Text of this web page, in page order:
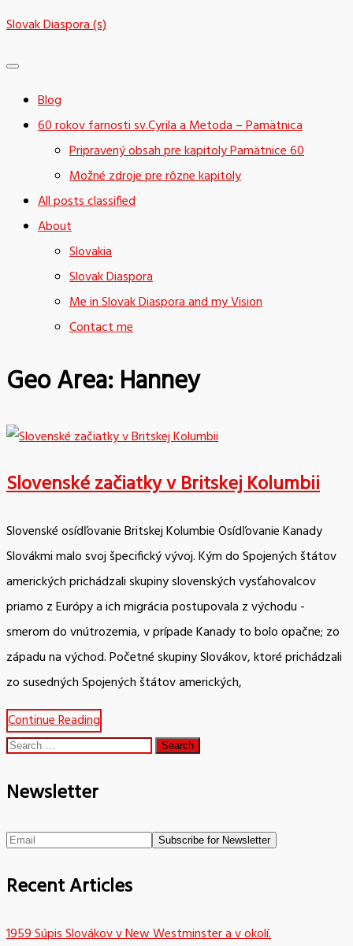
Skip
content
Slovak Diaspora (s)
Blog
60 rokov farnosti sv.Cyrila a Metoda – Pamätnica
Pripravený obsah pre kapitoly Pamätnice 60
Možné zdroje pre rôzne kapitoly
All posts classified
About
Slovakia
Slovak Diaspora
Me in Slovak Diaspora and my Vision
Contact me
Geo Area:Hanney
Slovenské začiatky v Britskej Kolumbii
Slovenské osídľovanie Britskej Kolumbie Osídľovanie Kanady
Slovákmi malo svoj špecifický vývoj. Kým do Spojených štátov
amerických prichádzali skupiny slovenských vysťahovalcov
priamo z Európy a ich migrácia postupovala z východu -
smerom do vnútrozemia, v prípade Kanady to bolo opačne; zo
západu na východ. Početné skupiny Slovákov, ktoré prichádzali
zo susedných Spojených štátov amerických,
Continue Reading
Search
Newsletter
Recent Articles
1959 Súpis Slovákov v New Westminster a v okolí.